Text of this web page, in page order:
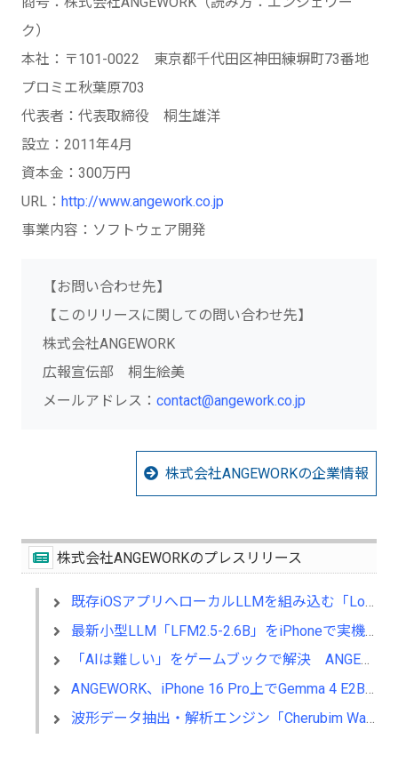
ク）
本社：〒101-0022 東京都千代田区神田練塀町73番地
プロミエ秋葉原703
代表者：代表取締役 桐生雄洋
設立：2011年4月
資本金：300万円
URL： http://www.angework.co.jp
事業内容：ソフトウェア開発
【お問い合わせ先】
【このリリースに関しての問い合わせ先】
株式会社ANGEWORK
広報宣伝部 桐生絵美
メールアドレス： contact@angework.co.jp
株式会社ANGEWORKの企業情報
株式会社ANGEWORKのプレスリリース
既存iOSアプリへローカルLLMを組み込む「LocaPhone」を提供開始
最新小型LLM「LFM2.5-2.6B」をiPhoneで実機検証
「AIは難しい」をゲームブックで解決 ANGEWORK代表が選び方を解説
ANGEWORK、iPhone 16 Pro上でGemma 4 E2Bの完全オフライン動作に成功
波形データ抽出・解析エンジン「Cherubim Wave Core」を提供開始